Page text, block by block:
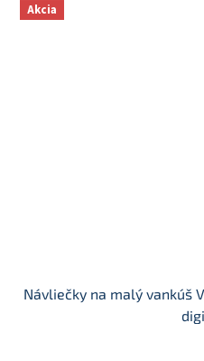
Akcia
Návliečky na malý vankúš